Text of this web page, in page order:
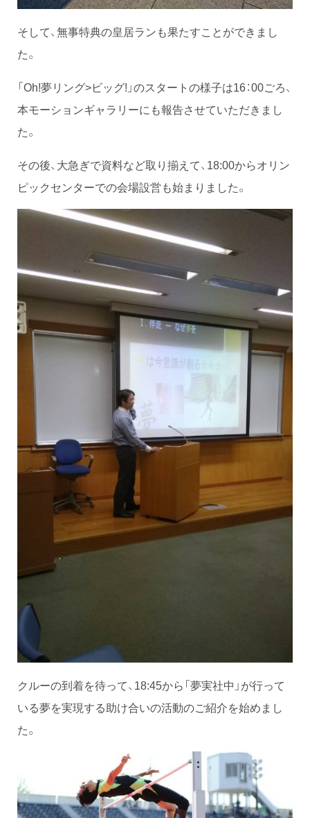
そして、無事特典の皇居ランも果たすことができまし
た。
「Oh!夢リング>ビッグ!」のスタートの様子は16：00ごろ、
本モーションギャラリーにも報告させていただきまし
た。
その後、大急ぎで資料など取り揃えて、18:00からオリン
ピックセンターでの会場設営も始まりました。
クルーの到着を待って、18:45から「夢実社中」が行って
いる夢を実現する助け合いの活動のご紹介を始めまし
た。